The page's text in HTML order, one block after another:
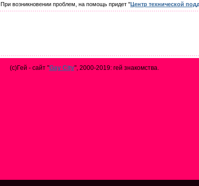
При возникновении проблем, на помощь придет "Центр технической
(с)Гей - сайт "Gay City", 2000-2019: гей знакомства.